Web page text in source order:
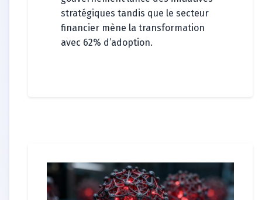
stratégiques tandis que le secteur
financier mène la transformation
avec 62% d’adoption.